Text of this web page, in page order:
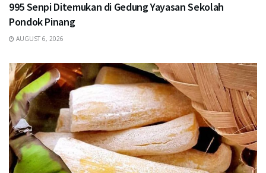
995 Senpi Ditemukan di Gedung Yayasan Sekolah
Pondok Pinang
AUGUST 6, 2026